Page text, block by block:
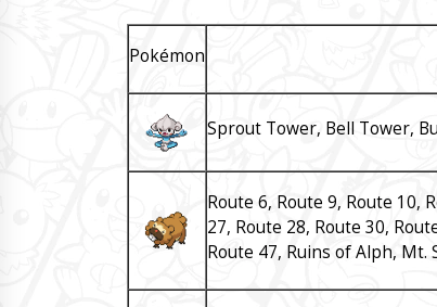
Pokémon
Sprout Tower, Bell Tower,
Route 6, Route 9, Route 10,
27, Route 28, Route 30,
Route 47, Ruins of Alph, Mt.